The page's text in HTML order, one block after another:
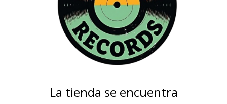
La tienda se encuentra